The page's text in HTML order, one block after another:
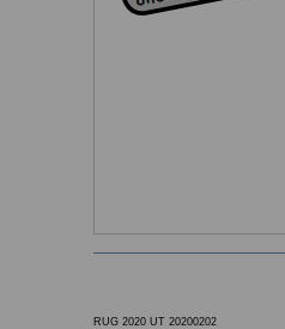
RUG 2020 UT 20200202